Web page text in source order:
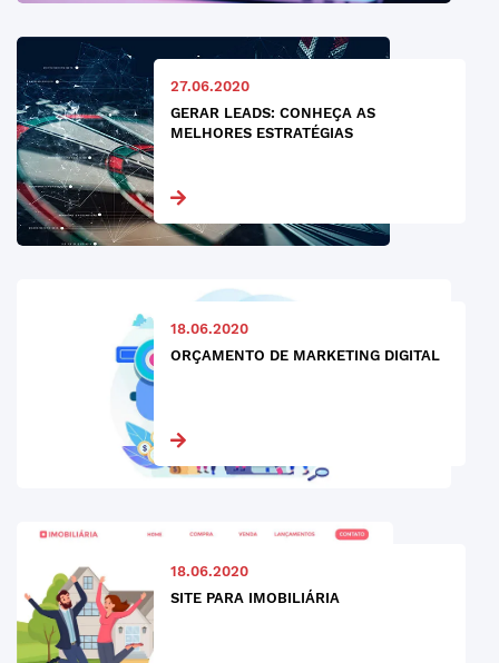
27.06.2020
GERAR LEADS: CONHEÇA AS
MELHORES ESTRATÉGIAS
18.06.2020
ORÇAMENTO DE MARKETING DIGITAL
18.06.2020
SITE PARA IMOBILIÁRIA